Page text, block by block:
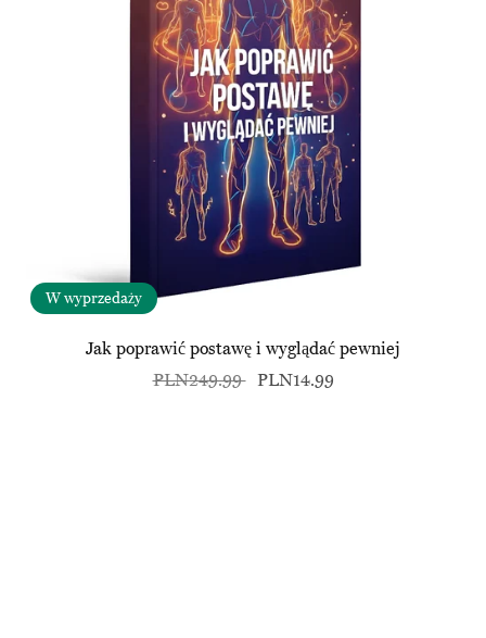
W wyprzedaży
Jak poprawić postawę i wyglądać pewniej
PLN249.99 PLN14.99